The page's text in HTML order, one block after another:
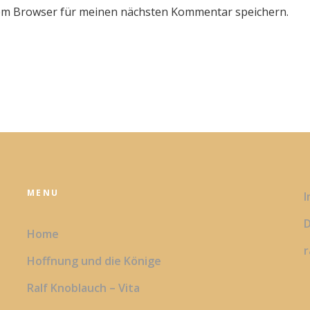
Browser für meinen nächsten Kommentar speichern.
MENU
Home
Hoffnung und die Könige
Ralf Knoblauch – Vita